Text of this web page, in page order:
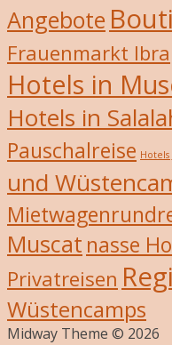
Angebote
Frauenmarkt Ibra
Hotels in
Hotels in
Pauschalreise Hotels
und
Muscat nasse
Privatreisen
Wüstencamps
Midway Theme © 2026